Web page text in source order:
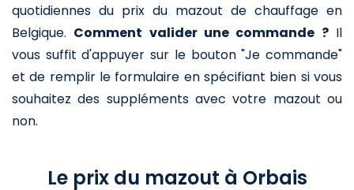
quotidiennes du prix du mazout de chauffage en
Belgique. Comment valider une commande ?Il
vous suffit d'appuyer sur le bouton "Je commande"
et de remplir le formulaire en spécifiant bien si vous
souhaitez des suppléments avec votre mazout ou
non.
Le prix du mazout à Orbais